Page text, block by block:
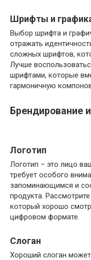
Шрифты и
Выбор шрифта и
отражать
сложных шрифтов,
Лучше
шрифтами, которые
гармоничную
Брендирование
Логотип
Логотип – это лицо
требует особого
запоминающимся и
продукта.
который хорошо
цифровом формате.
Слоган
Хороший слоган